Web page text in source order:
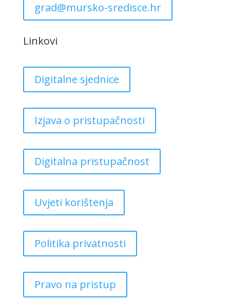
grad@mursko-sredisce.hr
Linkovi
Digitalne sjednice
Izjava o pristupačnosti
Digitalna pristupačnost
Uvjeti korištenja
Politika privatnosti
Pravo na pristup